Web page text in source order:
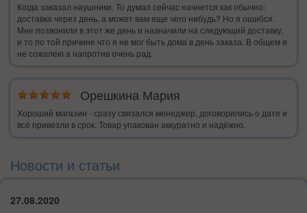
Когда заказал наушники. То думал сейчас начнется как обычно:
доставка через день, а может вам еще чего нибудь? Но я ошибся.
Мне позвонили в этот же день и назначили на следующий доставку,
и то по той причине что я не мог быть дома в день заказа. В общем я
не сожалею а напротив очень рад.
Орешкина Мария
Хороший магазин - сразу связался менеджер, договорились о дате и
всё привезли в срок. Товар упакован аккуратно и надёжно.
Новости и статьи
27.08.2020